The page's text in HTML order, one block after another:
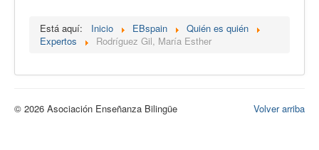
Está aquí: Inicio EBspain
Quién es quién
Expertos
Rodríguez Gil, María Esther
Volver arriba
© 2026 Asociación Enseñanza Bilingüe